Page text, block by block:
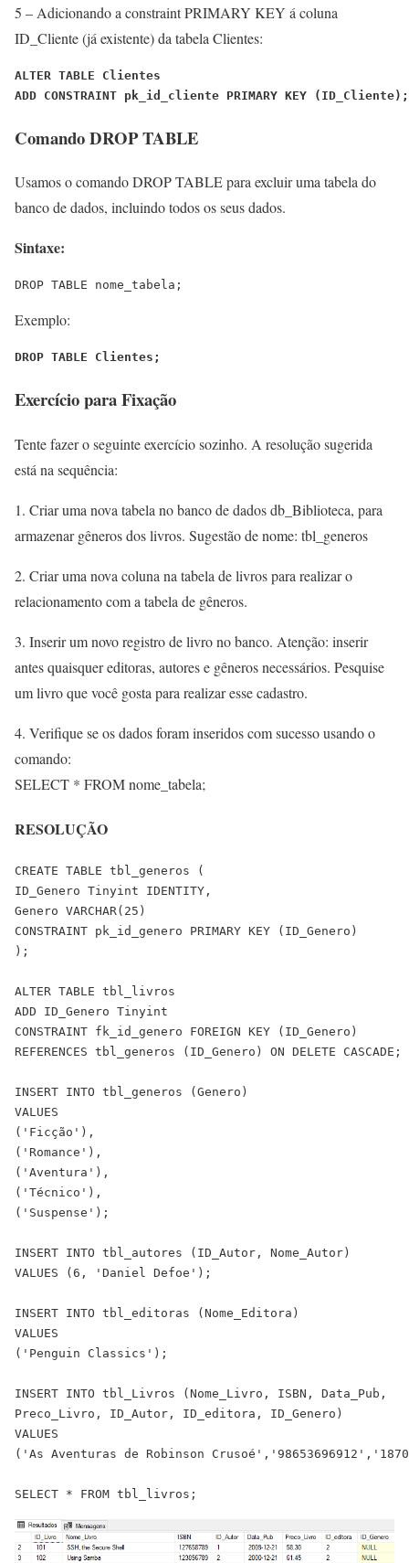
5 – Adicionando a constraint PRIMARY KEY á coluna
ID_Cliente (já existente) da tabela Clientes:
ALTER TABLE Clientes
ADD CONSTRAINT pk_id_cliente PRIMARY KEY (ID_Cliente);
Comando DROP TABLE
Usamos o comando DROP TABLE para excluir uma tabela do
banco de dados, incluindo todos os seus dados.
Sintaxe:
DROP TABLE nome_tabela;
Exemplo:
DROP TABLE Clientes;
Exercício para Fixação
Tente fazer o seguinte exercício sozinho. A resolução sugerida
está na sequência:
1. Criar uma nova tabela no banco de dados db_Biblioteca, para
armazenar gêneros dos livros. Sugestão de nome: tbl_generos
2. Criar uma nova coluna na tabela de livros para realizar o
relacionamento com a tabela de gêneros.
3. Inserir um novo registro de livro no banco. Atenção: inserir
antes quaisquer editoras, autores e gêneros necessários. Pesquise
um livro que você gosta para realizar esse cadastro.
4. Verifique se os dados foram inseridos com sucesso usando o
comando:
SELECT * FROM nome_tabela;
RESOLUÇÃO
CREATE TABLE tbl_generos (
ID_Genero Tinyint IDENTITY,
Genero VARCHAR(25)
CONSTRAINT pk_id_genero PRIMARY KEY (ID_Genero)
);
ALTER TABLE tbl_livros
ADD ID_Genero Tinyint
CONSTRAINT fk_id_genero FOREIGN KEY (ID_Genero)
REFERENCES tbl_generos (ID_Genero) ON DELETE CASCADE;
INSERT INTO tbl_generos (Genero)
VALUES
('Ficção'),
('Romance'),
('Aventura'),
('Técnico'),
('Suspense');
INSERT INTO tbl_autores (ID_Autor, Nome_Autor)
VALUES (6, 'Daniel Defoe');
INSERT INTO tbl_editoras (Nome_Editora)
VALUES
('Penguin Classics');
INSERT INTO tbl_Livros (Nome_Livro, ISBN, Data_Pub,
Preco_Livro, ID_Autor, ID_editora, ID_Genero)
VALUES
('As Aventuras de Robinson
SELECT * FROM tbl_livros;